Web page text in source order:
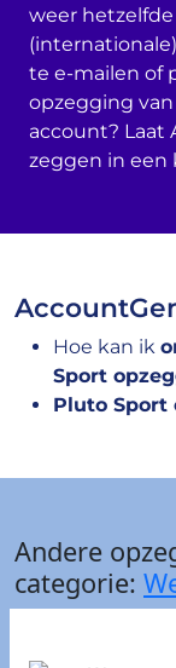
weer
te e-mailen of
opzegging
account? Laat
zeggen in een
Hoe kan ik
Sport
Pluto Sport
Andere
categorie: